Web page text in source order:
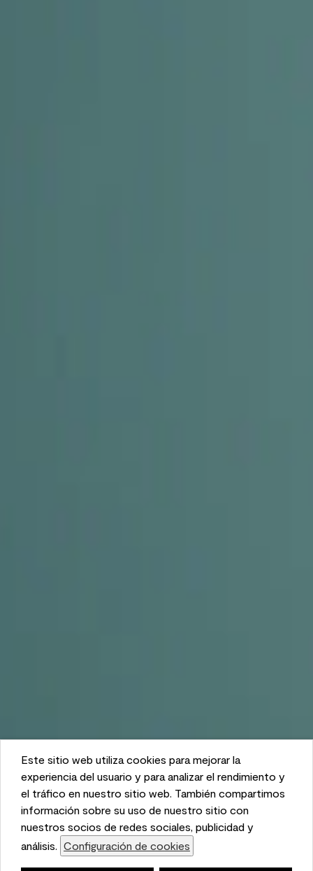
This website uses cookies to enhance user experience
and to analyze performance and traffic on our website.
We also share information about your use of our site
with our social media, advertising, and analytics
partners. Cookie Settings
Este sitio web utiliza cookies para mejorar la
experiencia del usuario y para analizar el rendimiento y
el tráfico en nuestro sitio web. También compartimos
información sobre su uso de nuestro sitio con
nuestros socios de redes sociales, publicidad y
análisis. Configuración de cookies